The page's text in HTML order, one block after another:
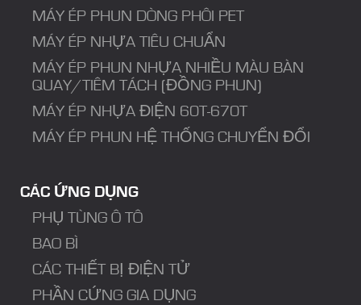
MÁY ÉP PHUN DÒNG PHÔI PET
MÁY ÉP NHỰA TIÊU CHUẨN
MÁY ÉP PHUN NHỰA NHIỀU MÀU BÀN
QUAY/TIÊM TÁCH (ĐỒNG PHUN)
MÁY ÉP NHỰA ĐIỆN 60T-670T
MÁY ÉP PHUN HỆ THỐNG CHUYỂN ĐỔI
CÁC ỨNG DỤNG
PHỤ TÙNG Ô TÔ
BAO BÌ
CÁC THIẾT BỊ ĐIỆN TỬ
PHẦN CỨNG GIA DỤNG